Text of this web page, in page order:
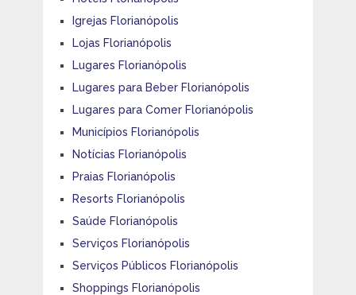
Igrejas Florianópolis
Lojas Florianópolis
Lugares Florianópolis
Lugares para Beber Florianópolis
Lugares para Comer Florianópolis
Municípios Florianópolis
Notícias Florianópolis
Praias Florianópolis
Resorts Florianópolis
Saúde Florianópolis
Serviços Florianópolis
Serviços Públicos Florianópolis
Shoppings Florianópolis